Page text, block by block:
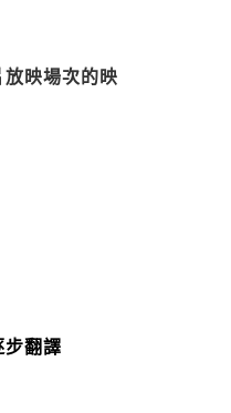
放映場次的 映
步翻譯